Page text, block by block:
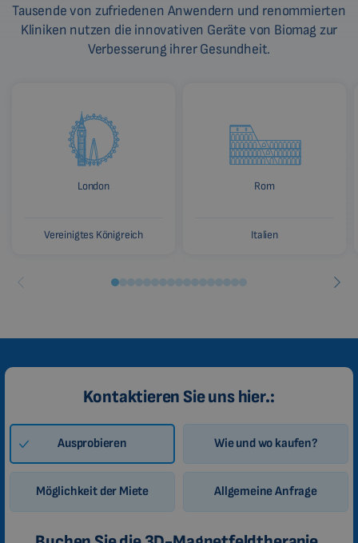
Tausende von zufriedenen Anwendern und renommierten
Kliniken nutzen die innovativen Geräte von Biomag zur
Verbesserung ihrer Gesundheit.
London
Vereinigtes Königreich
Rom
Italien
Kontaktieren Sie uns hier.:
Ausprobieren Wie und wo kaufen?
Möglichkeit der Miete Allgemeine Anfrage